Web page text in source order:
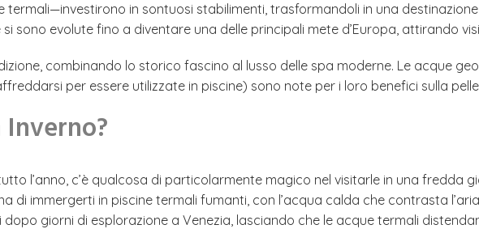
in sontuosi stabilimenti, trasformandoli in una
sono evolute fino a diventare una delle principali mete d’Europa, attirando
combinando lo storico fascino al lusso delle spa moderne. Le acque
per essere utilizzate in piscine) sono note per i loro benefici sulla
l’anno, c’è qualcosa di particolarmente magico nel visitarle in una fredda
di immergerti in piscine termali fumanti, con l’acqua calda che contrasta
giorni di esplorazione a Venezia, lasciando che le acque termali